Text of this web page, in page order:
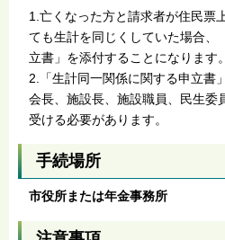
1.亡くなった方と請求者が住民票
ても生計を同じくしていた場合、
立書」を添付することになります。
2.「生計同一関係に関する申立書
会長、施設長、施設職員、民生委
受ける必要があります。
手続場所
市役所または年金事務所